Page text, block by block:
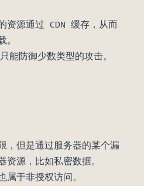
资源通过 CDN 缓存，从而
。
能防御少数类型的攻击。
，但是通过服务器的某个漏
资源，比如私密数据。
属于非授权访问。